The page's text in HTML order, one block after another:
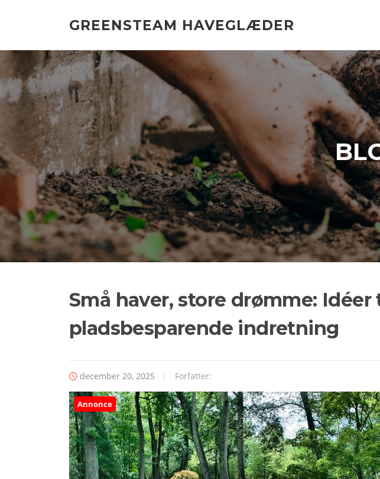
GREENSTEAM HAVEGLÆDER
Små haver, store drømme: Idéer
pladsbesparende indretning
december 20, 2025 Forfatter:
Annonce